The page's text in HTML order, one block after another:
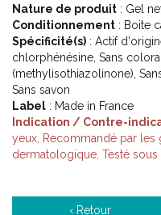
Nature de produit : Gel
Conditionnement : Boite
Spécificité(s) : Actif
chlorphénésine, Sans
(methylisothiazolinone),
Sans savon
Label : Made in France
Indication / Contre-
yeux, Recommandé par
dermatologique, Testé
‹ Retour